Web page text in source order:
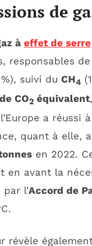
de
à effet de serre
responsables de
suivi du CH4
CO2 équivalent
a réussi
quant à elle,
en 2022.
en avant la
l’Accord de
révèle